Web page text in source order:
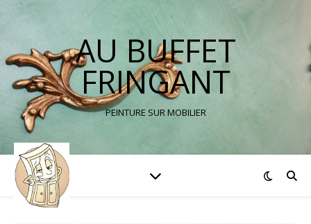
AU BUFFET
FRINGANT
PEINTURE SUR MOBILIER